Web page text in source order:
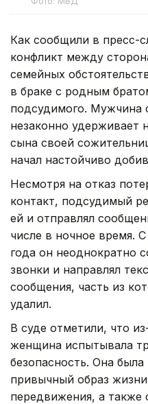
Как сообщили в пресс-
конфликт между
семейных
в браке с родным
подсудимого. Мужчина
незаконно удерживает
сына своей
начал настойчиво
Несмотря на отказ
контакт, подсудимый
ей и отправлял
числе в ночное время.
года он неоднократно
звонки и направлял
сообщения, часть из
удалил.
В суде отметили, что
женщина испытывала
безопасность. Она
привычный образ
передвижения, а также